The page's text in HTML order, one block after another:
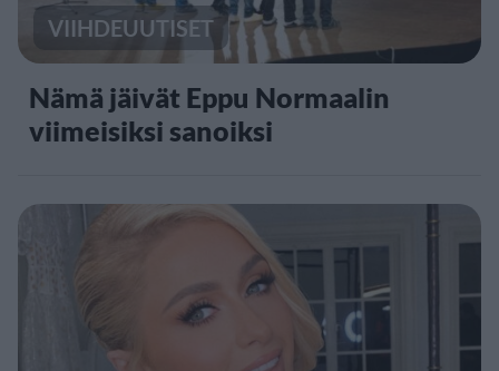
VIIHDEUUTISET
Nämä jäivät Eppu Normaalin
viimeisiksi sanoiksi